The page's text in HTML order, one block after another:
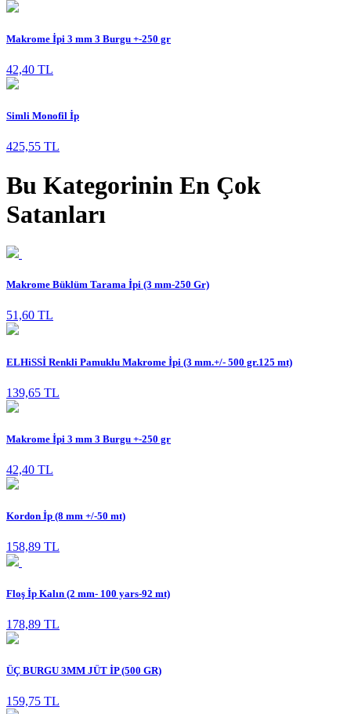
Makrome İpi 3 mm 3 Burgu +-250 gr
42,40 TL
Simli Monofil İp
425,55 TL
Bu Kategorinin En Çok
Satanları
Makrome Büklüm Tarama İpi (3 mm-250 Gr)
51,60 TL
ELHiSSİ Renkli Pamuklu Makrome İpi (3 mm.+/- 500 gr.125 mt)
139,65 TL
Makrome İpi 3 mm 3 Burgu +-250 gr
42,40 TL
Kordon İp (8 mm +/-50 mt)
158,89 TL
Floş İp Kalın (2 mm- 100 yars-92 mt)
178,89 TL
ÜÇ BURGU 3MM JÜT İP (500 GR)
159,75 TL